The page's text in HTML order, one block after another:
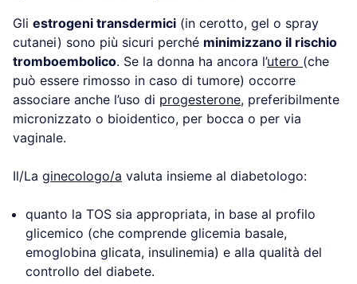
Gli estrogeni transdermici (in cerotto, gel o spray
cutanei) sono più sicuri perché minimizzano il rischio
tromboembolico. Se la donna ha ancora l’utero (che
può essere rimosso in caso di tumore) occorre
associare anche l’uso di progesterone, preferibilmente
micronizzato o bioidentico, per bocca o per via
vaginale.
Il/La ginecologo/a valuta insieme al diabetologo:
quanto la TOS sia appropriata, in base al profilo
glicemico (che comprende glicemia basale,
emoglobina glicata, insulinemia) e alla qualità del
controllo del diabete.